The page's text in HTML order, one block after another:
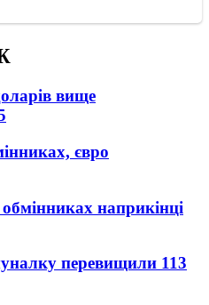
вище
євро
наприкінці
перевищили 113